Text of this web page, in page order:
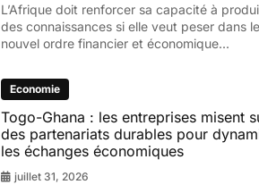
L’Afrique doit renforcer sa capacité à
des connaissances si elle veut peser dans le
nouvel ordre financier et économique...
Economie
Togo-Ghana : les entreprises misent
des partenariats durables pour
les échanges économiques
juillet 31, 2026